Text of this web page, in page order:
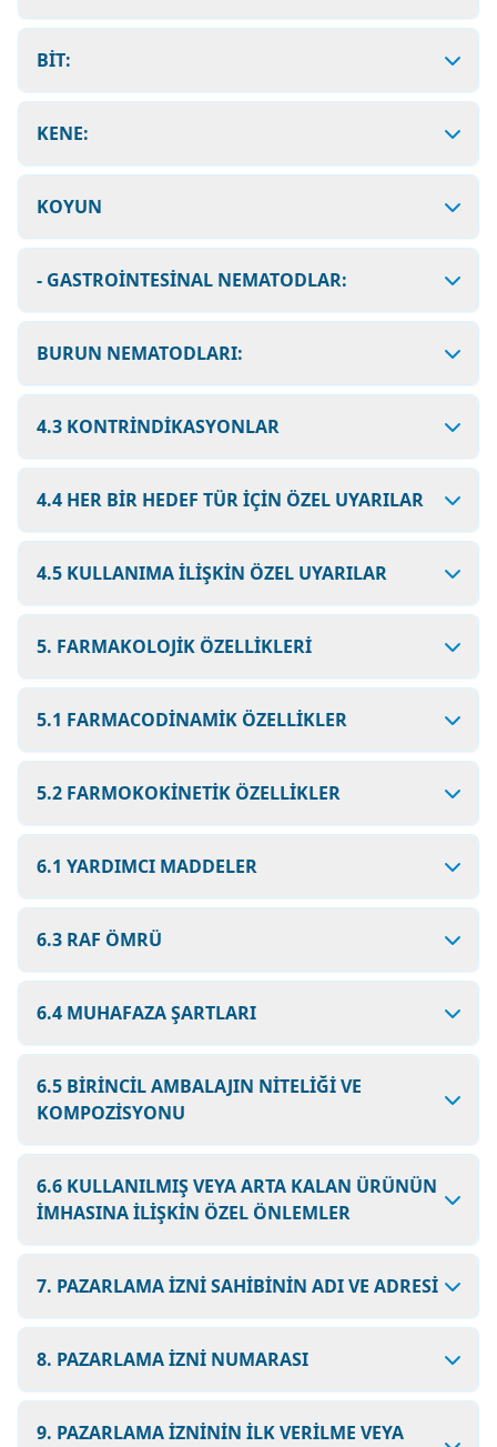
BİT:
KENE:
KOYUN
- GASTROİNTESİNAL NEMATODLAR:
BURUN NEMATODLARI:
4.3 KONTRİNDİKASYONLAR
4.4 HER BİR HEDEF TÜR İÇİN ÖZEL UYARILAR
4.5 KULLANIMA İLİŞKİN ÖZEL UYARILAR
5. FARMAKOLOJİK ÖZELLİKLERİ
5.1 FARMACODİNAMİK ÖZELLİKLER
5.2 FARMOKOKİNETİK ÖZELLİKLER
6.1 YARDIMCI MADDELER
6.3 RAF ÖMRÜ
6.4 MUHAFAZA ŞARTLARI
6.5 BİRİNCİL AMBALAJIN NİTELİĞİ VE
KOMPOZİSYONU
6.6 KULLANILMIŞ VEYA ARTA KALAN ÜRÜNÜN
İMHASINA İLİŞKİN ÖZEL ÖNLEMLER
7. PAZARLAMA İZNİ SAHİBİNİN ADI VE ADRESİ
8. PAZARLAMA İZNİ NUMARASI
9. PAZARLAMA İZNİNİN İLK VERİLME VEYA